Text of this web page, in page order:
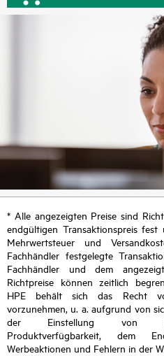
* Alle angezeigten Preise sind
endgültigen Transaktionspreis
Mehrwertsteuer und
Fachhändler festgelegte
Fachhändler und dem
Richtpreise können zeitlich
HPE behält sich das Recht
vorzunehmen, u. a. aufgrund von
der Einstellung von
Produktverfügbarkeit, dem
Werbeaktionen und Fehlern in der